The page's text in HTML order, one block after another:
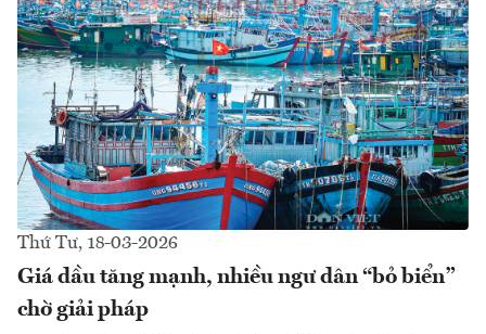
Thứ Tư, 18-03-2026
Giá dầu tăng mạnh, nhiều ngư dân “bỏ biển”
chờ giải pháp